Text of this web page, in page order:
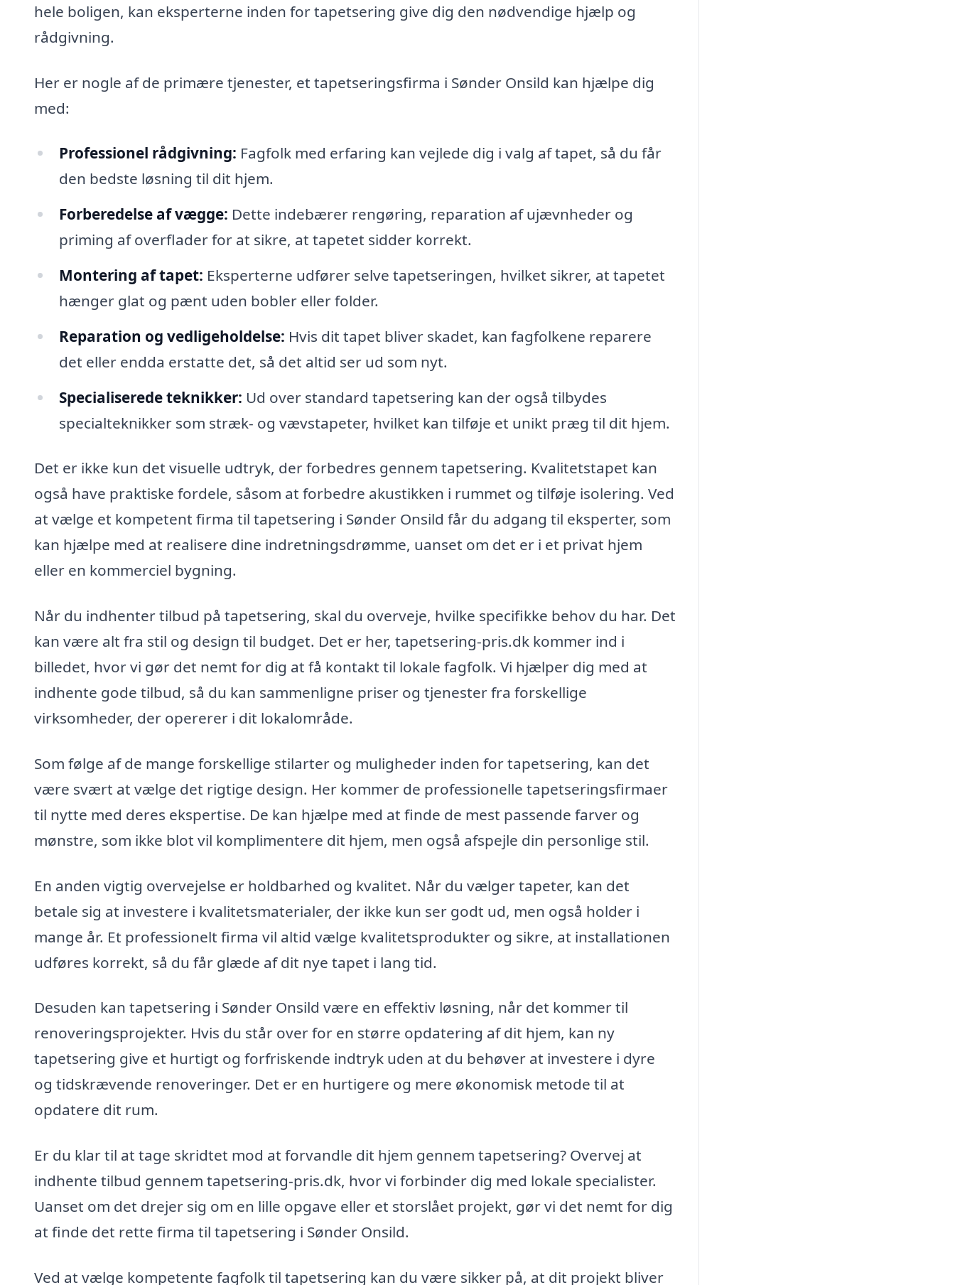
hele boligen, kan eksperterne inden for tapetsering give dig den nødvendige hjælp og
rådgivning.
Her er nogle af de primære tjenester, et tapetseringsfirma i Sønder Onsild kan hjælpe dig
med:
Professionel rådgivning: Fagfolk med erfaring kan vejlede dig i valg af tapet, så du får
den bedste løsning til dit hjem.
Forberedelse af vægge: Dette indebærer rengøring, reparation af ujævnheder og
priming af overflader for at sikre, at tapetet sidder korrekt.
Montering af tapet: Eksperterne udfører selve tapetseringen, hvilket sikrer, at tapetet
hænger glat og pænt uden bobler eller folder.
Reparation og vedligeholdelse: Hvis dit tapet bliver skadet, kan fagfolkene reparere
det eller endda erstatte det, så det altid ser ud som nyt.
Specialiserede teknikker: Ud over standard tapetsering kan der også tilbydes
specialteknikker som stræk- og vævstapeter, hvilket kan tilføje et unikt præg til dit hjem.
Det er ikke kun det visuelle udtryk, der forbedres gennem tapetsering. Kvalitetstapet kan
også have praktiske fordele, såsom at forbedre akustikken i rummet og tilføje isolering. Ved
at vælge et kompetent firma til tapetsering i Sønder Onsild får du adgang til eksperter, som
kan hjælpe med at realisere dine indretningsdrømme, uanset om det er i et privat hjem
eller en kommerciel bygning.
Når du indhenter tilbud på tapetsering, skal du overveje, hvilke specifikke behov du har. Det
kan være alt fra stil og design til budget. Det er her, tapetsering-pris.dk kommer ind i
billedet, hvor vi gør det nemt for dig at få kontakt til lokale fagfolk. Vi hjælper dig med at
indhente gode tilbud, så du kan sammenligne priser og tjenester fra forskellige
virksomheder, der opererer i dit lokalområde.
Som følge af de mange forskellige stilarter og muligheder inden for tapetsering, kan det
være svært at vælge det rigtige design. Her kommer de professionelle tapetseringsfirmaer
til nytte med deres ekspertise. De kan hjælpe med at finde de mest passende farver og
mønstre, som ikke blot vil komplimentere dit hjem, men også afspejle din personlige stil.
En anden vigtig overvejelse er holdbarhed og kvalitet. Når du vælger tapeter, kan det
betale sig at investere i kvalitetsmaterialer, der ikke kun ser godt ud, men også holder i
mange år. Et professionelt firma vil altid vælge kvalitetsprodukter og sikre, at installationen
udføres korrekt, så du får glæde af dit nye tapet i lang tid.
Desuden kan tapetsering i Sønder Onsild være en effektiv løsning, når det kommer til
renoveringsprojekter. Hvis du står over for en større opdatering af dit hjem, kan ny
tapetsering give et hurtigt og forfriskende indtryk uden at du behøver at investere i dyre
og tidskrævende renoveringer. Det er en hurtigere og mere økonomisk metode til at
opdatere dit rum.
Er du klar til at tage skridtet mod at forvandle dit hjem gennem tapetsering? Overvej at
indhente tilbud gennem tapetsering-pris.dk, hvor vi forbinder dig med lokale specialister.
Uanset om det drejer sig om en lille opgave eller et storslået projekt, gør vi det nemt for dig
at finde det rette firma til tapetsering i Sønder Onsild.
Ved at vælge kompetente fagfolk til tapetsering kan du være sikker på, at dit projekt bliver